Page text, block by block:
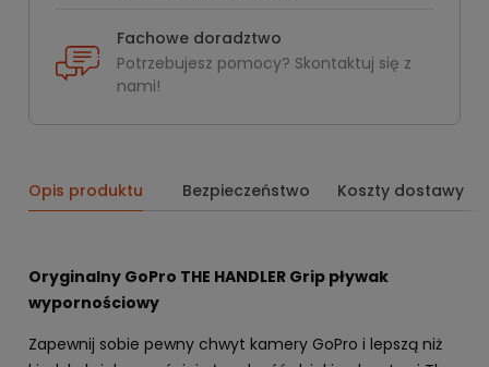
Fachowe doradztwo
Potrzebujesz pomocy? Skontaktuj się z
nami!
Opis produktu Bezpieczeństwo Koszty dostawy
Oryginalny GoPro THE HANDLER Grip pływak
wypornościowy
Zapewnij sobie pewny chwyt kamery GoPro i lepszą niż